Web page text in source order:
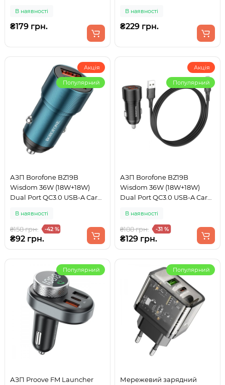
В наявності
₴179 грн.
В наявності
₴229 грн.
Акція
Популярний
АЗП Borofone BZ19B
Wisdom 36W (18W+18W)
Dual Port QC3.0 USB-A Car
В наявності
₴158 грн. -42 %
₴92 грн.
Акція
Популярний
АЗП Borofone BZ19B
Wisdom 36W (18W+18W)
Dual Port QC3.0 USB-A Car
USB 1м Black
В наявності
₴188 грн. -31 %
₴129 грн.
Популярний
АЗП Proove FM Launcher
Популярний
Мережевий зарядний